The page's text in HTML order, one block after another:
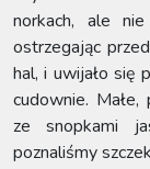
norkach, ale
ostrzegając
hal, i uwijało się
cudownie.
ze snopkami
poznaliśmy